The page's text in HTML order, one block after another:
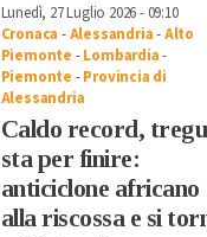
Lunedì, 27 Luglio 2026 - 09:10
Cronaca -Alessandria-Alto
Piemonte -Lombardia-
Piemonte -Provincia di
Alessandria
Caldo record,
sta per finire:
anticiclone africano
alla riscossa e si